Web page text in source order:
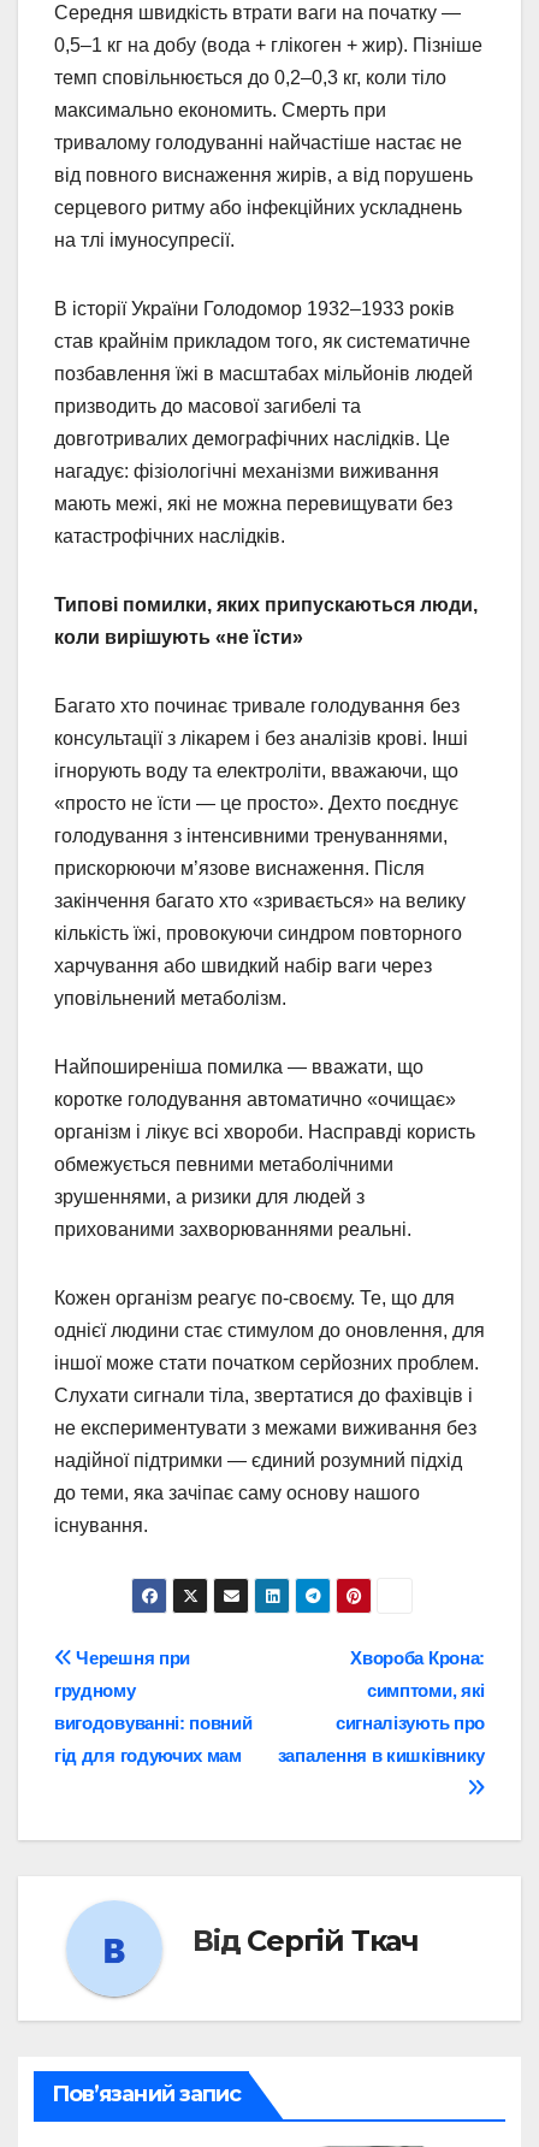
Середня швидкість втрати ваги на початку —
0,5–1 кг на добу (вода + глікоген + жир). Пізніше
темп сповільнюється до 0,2–0,3 кг, коли тіло
максимально економить. Смерть при
тривалому голодуванні найчастіше настає не
від повного виснаження жирів, а від порушень
серцевого ритму або інфекційних ускладнень
на тлі імуносупресії.
В історії України Голодомор 1932–1933 років
став крайнім прикладом того, як систематичне
позбавлення їжі в масштабах мільйонів людей
призводить до масової загибелі та
довготривалих демографічних наслідків. Це
нагадує: фізіологічні механізми виживання
мають межі, які не можна перевищувати без
катастрофічних наслідків.
Типові помилки, яких припускаються люди,
коли вирішують «не їсти»
Багато хто починає тривале голодування без
консультації з лікарем і без аналізів крові. Інші
ігнорують воду та електроліти, вважаючи, що
«просто не їсти — це просто». Дехто поєднує
голодування з інтенсивними тренуваннями,
прискорюючи м’язове виснаження. Після
закінчення багато хто «зривається» на велику
кількість їжі, провокуючи синдром повторного
харчування або швидкий набір ваги через
уповільнений метаболізм.
Найпоширеніша помилка — вважати, що
коротке голодування автоматично «очищає»
організм і лікує всі хвороби. Насправді користь
обмежується певними метаболічними
зрушеннями, а ризики для людей з
прихованими захворюваннями реальні.
Кожен організм реагує по-своєму. Те, що для
однієї людини стає стимулом до оновлення, для
іншої може стати початком серйозних проблем.
Слухати сигнали тіла, звертатися до фахівців і
не експериментувати з межами виживання без
надійної підтримки — єдиний розумний підхід
до теми, яка зачіпає саму основу нашого
існування.
Навігація
записів
Хвороба Крона:
симптоми, які
сигналізують про
запалення в кишківнику
Черешня при
грудному
вигодовуванні: повний
гід для годуючих мам
Від Сергій Ткач
Пов’язаний запис